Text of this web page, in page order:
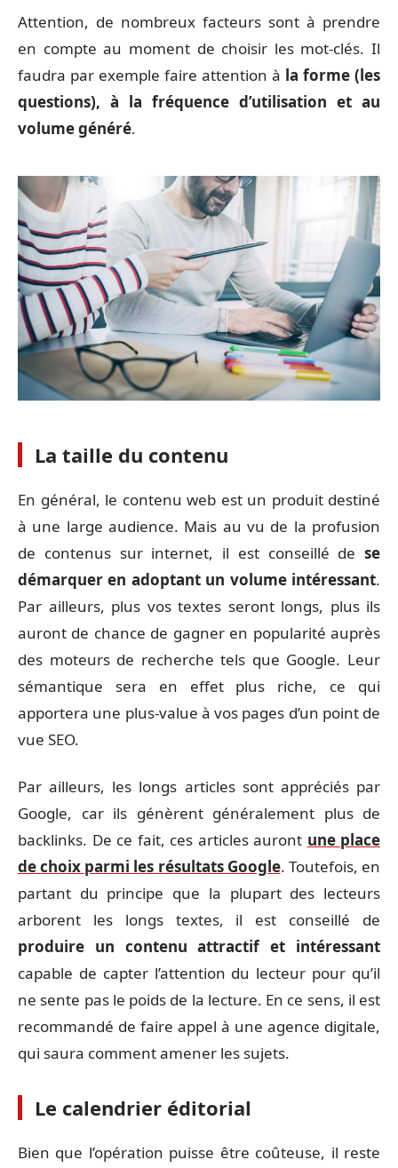
Attention, de nombreux facteurs sont à prendre
en compte au moment de choisir les mot-clés. Il
faudra par exemple faire attention à la forme (les
questions), à la fréquence d’utilisation et au
volume généré.
La taille du contenu
En général, le contenu web est un produit destiné
à une large audience. Mais au vu de la profusion
de contenus sur internet, il est conseillé de se
démarquer en adoptant un volume intéressant.
Par ailleurs, plus vos textes seront longs, plus ils
auront de chance de gagner en popularité auprès
des moteurs de recherche tels que Google. Leur
sémantique sera en effet plus riche, ce qui
apportera une plus-value à vos pages d’un point de
vue SEO.
Par ailleurs, les longs articles sont appréciés par
Google, car ils génèrent généralement plus de
backlinks. De ce fait, ces articles auront une place
de choix parmi les résultats Google. Toutefois, en
partant du principe que la plupart des lecteurs
arborent les longs textes, il est conseillé de
produire un contenu attractif et intéressant
capable de capter l’attention du lecteur pour qu’il
ne sente pas le poids de la lecture. En ce sens, il est
recommandé de faire appel à une agence digitale,
qui saura comment amener les sujets.
Le calendrier éditorial
Bien que l’opération puisse être coûteuse, il reste